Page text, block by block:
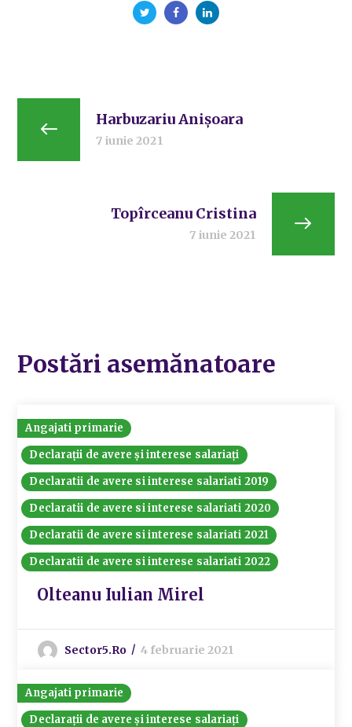
Harbuzariu Anișoara
7 iunie 2021
Topîrceanu Cristina
7 iunie 2021
Postări asemănatoare
Angajati primarie
Declarații de avere și interese salariați
Declaratii de avere si interese salariati 2019
Declaratii de avere si interese salariati 2020
Declaratii de avere si interese salariati 2021
Declaratii de avere si interese salariati 2022
Olteanu Iulian Mirel
Sector5.ro 4 februarie 2021
Angajati primarie
Declarații de avere și interese salariați